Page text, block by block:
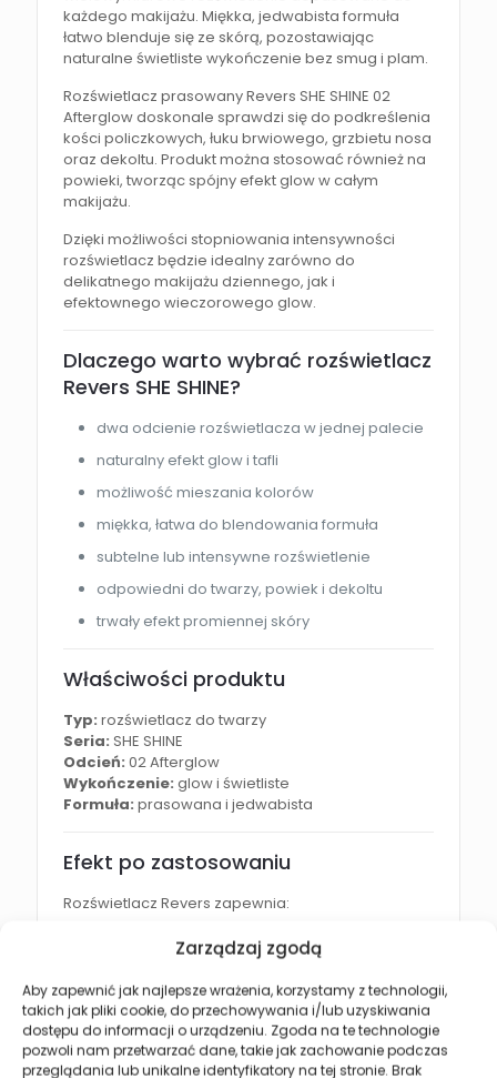
Zarządzaj zgodą
Aby zapewnić jak najlepsze wrażenia, korzystamy z technologii,
takich jak pliki cookie, do przechowywania i/lub uzyskiwania
dostępu do informacji o urządzeniu. Zgoda na te technologie
pozwoli nam przetwarzać dane, takie jak zachowanie podczas
przeglądania lub unikalne identyfikatory na tej stronie. Brak
każdego makijażu. Miękka, jedwabista formuła
łatwo blenduje się ze skórą, pozostawiając
naturalne świetliste wykończenie bez smug i plam.
Rozświetlacz prasowany Revers SHE SHINE 02
Afterglow doskonale sprawdzi się do podkreślenia
kości policzkowych, łuku brwiowego, grzbietu nosa
oraz dekoltu. Produkt można stosować również na
powieki, tworząc spójny efekt glow w całym
makijażu.
Dzięki możliwości stopniowania intensywności
rozświetlacz będzie idealny zarówno do
delikatnego makijażu dziennego, jak i
efektownego wieczorowego glow.
Dlaczego warto wybrać rozświetlacz
Revers SHE SHINE?
dwa odcienie rozświetlacza w jednej palecie
naturalny efekt glow i tafli
możliwość mieszania kolorów
miękka, łatwa do blendowania formuła
subtelne lub intensywne rozświetlenie
odpowiedni do twarzy, powiek i dekoltu
trwały efekt promiennej skóry
Właściwości produktu
Typ: rozświetlacz do twarzy
Seria: SHE SHINE
Odcień: 02 Afterglow
Wykończenie: glow i świetliste
Formuła: prasowana i jedwabista
Efekt po zastosowaniu
Rozświetlacz Revers zapewnia:
promienną i świetlistą cerę
podkreślone kości policzkowe
zdrowy i świeży wygląd skóry
naturalny lub intensywny efekt glow